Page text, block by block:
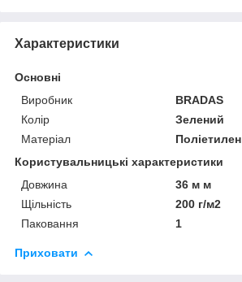
Характеристики
Основні
Виробник
BRADAS
Колір
Зелений
Матеріал
Поліетилен
Користувальницькі характеристики
Довжина
36 м м
Щільність
200 г/м2
Паковання
1
Приховати